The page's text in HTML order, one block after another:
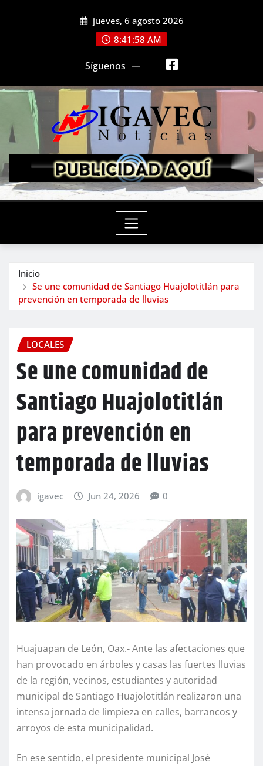
jueves, 6 agosto 2026
8:42:00 AM
Síguenos
Inicio
Se une comunidad de Santiago Huajolotitlán para
prevención en temporada de lluvias
LOCALES
Se une comunidad de
Santiago Huajolotitlán
para prevención en
temporada de lluvias
igavec Jun 24, 2026 0
Huajuapan de León, Oax.- Ante las afectaciones que
han provocado en árboles y casas las fuertes lluvias
de la región, vecinos, estudiantes y autoridad
municipal de Santiago Huajolotitlán realizaron una
intensa jornada de limpieza en calles, barrancos y
arroyos de esta municipalidad.
En ese sentido, el presidente municipal José